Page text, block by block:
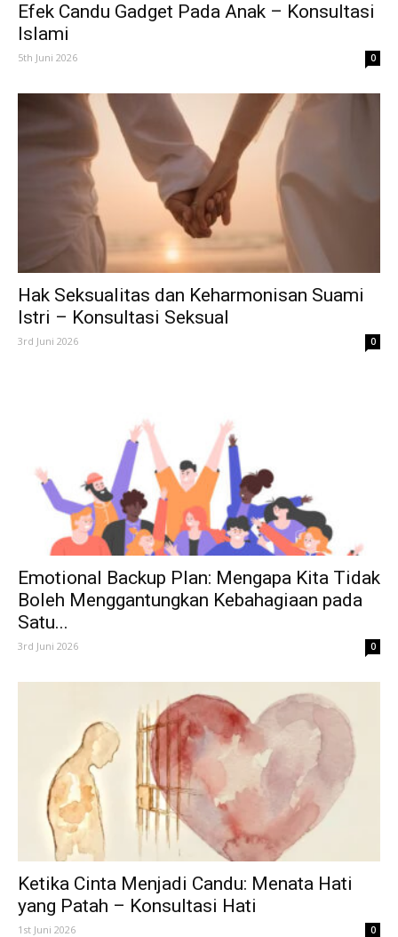
Efek Candu Gadget Pada Anak – Konsultasi
Islami
5th Juni 2026 0
Hak Seksualitas dan Keharmonisan Suami
Istri – Konsultasi Seksual
3rd Juni 2026 0
Emotional Backup Plan: Mengapa Kita Tidak
Boleh Menggantungkan Kebahagiaan pada
Satu...
3rd Juni 2026 0
Ketika Cinta Menjadi Candu: Menata Hati
yang Patah – Konsultasi Hati
1st Juni 2026 0